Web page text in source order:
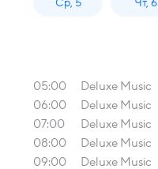
Ср, 5 Чт, 6
05:00
Deluxe Music
06:00
Deluxe Music
07:00
Deluxe Music
08:00
Deluxe Music
09:00
Deluxe Music